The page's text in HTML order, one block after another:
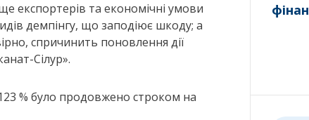
експортерів та економічні умови
демпінгу, що заподіює шкоду; а
спричинить поновлення дії
Сілур».
% було продовжено строком на